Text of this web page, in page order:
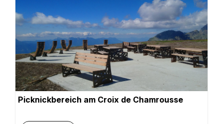
Picknickbereich am Croix de Chamrousse